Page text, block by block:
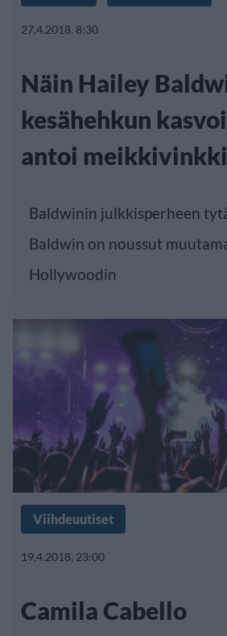
27.4.2018, 8:30
Näin Hailey
kesähehkun
antoi
Baldwinin julkkisperheen
Baldwin on noussut
Hollywoodin
Viihdeuutiset
19.4.2018, 23:00
Camila Cabello